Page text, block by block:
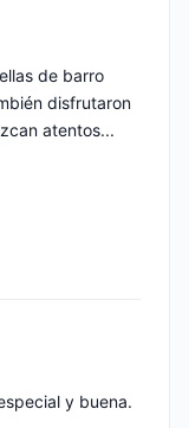
de barro
disfrutaron
atentos...
y buena.